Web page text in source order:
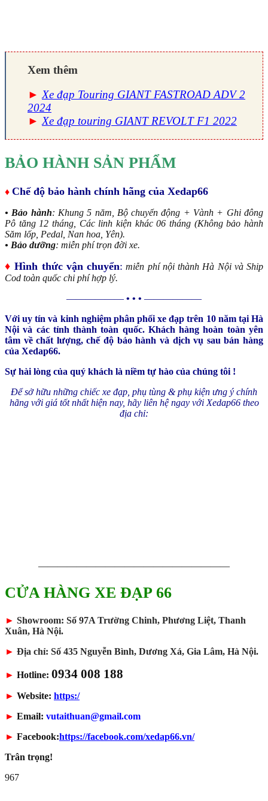
Xem thêm
► Xe đạp Touring GIANT FASTROAD ADV 2
2024
► Xe đạp touring GIANT REVOLT F1 2022
BẢO HÀNH SẢN PHẨM
♦ Chế độ bảo hành chính hãng của Xedap66
• Bảo hành: Khung 5 năm, Bộ chuyển động + Vành + Ghi đông
Pô tăng 12 tháng, Các linh kiện khác 06 tháng (Không bảo hành
Săm lốp, Pedal, Nan hoa, Yên).
• Bảo dưỡng: miễn phí trọn đời xe.
♦ Hình thức vận chuyển: miễn phí nội thành Hà Nội và Ship
Cod toàn quốc chi phí hợp lý.
—————— • • • ——————
Với uy tín và kinh nghiệm phân phối xe đạp trên 10 năm tại Hà
Nội và các tỉnh thành toàn quốc. Khách hàng hoàn toàn yên
tâm về chất lượng, chế độ bảo hành và dịch vụ sau bán hàng
của Xedap66.
Sự hài lòng của quý khách là niềm tự hào của chúng tôi !
Để sở hữu những chiếc xe đạp, phụ tùng & phụ kiện ưng ý chính
hãng với giá tốt nhất hiện nay, hãy liên hệ ngay với Xedap66 theo
địa chỉ:
————————————————————
CỬA HÀNG XE ĐẠP 66
► Showroom: Số 97A Trường Chinh, Phương Liệt, Thanh
Xuân, Hà Nội.
► Địa chỉ: Số 435 Nguyễn Bình, Dương Xá, Gia Lâm, Hà Nội.
► Hotline: 0934 008 188
► Website: https:/
► Email: vutaithuan@gmail.com
► Facebook:https://facebook.com/xedap66.vn/
Trân trọng!
967